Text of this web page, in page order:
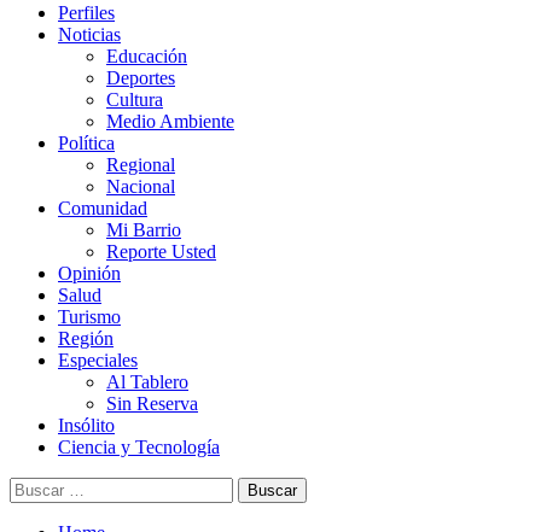
Primary
Menu
Perfiles
Noticias
Educación
Deportes
Cultura
Medio Ambiente
Política
Regional
Nacional
Comunidad
Mi Barrio
Reporte Usted
Opinión
Salud
Turismo
Región
Especiales
Al Tablero
Sin Reserva
Insólito
Ciencia y Tecnología
Buscar: